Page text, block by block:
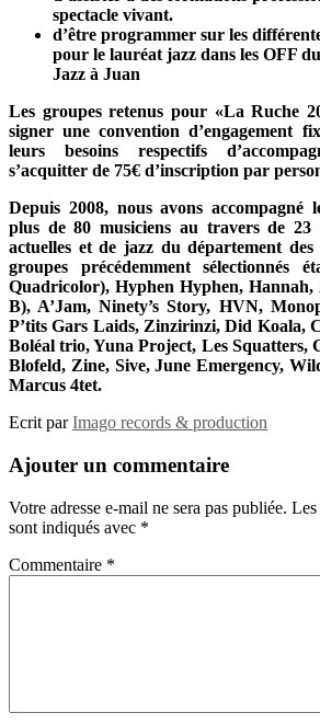
spectacle vivant.
d’être programmer sur les
pour le lauréat jazz dans les OFF
Jazz à Juan
Les groupes retenus pour «La Ruche
signer une convention d’engagement
leurs besoins respectifs
s’acquitter de 75€ d’inscription par
Depuis 2008, nous avons
plus de 80 musiciens au travers de 23
actuelles et de jazz du département
groupes précédemment sélectionnés
Quadricolor), Hyphen Hyphen,
B), A’Jam, Ninety’s Story, HVN,
P’tits Gars Laids, Zinzirinzi, Did Koala,
Boléal trio, Yuna Project, Les Squatters,
Blofeld, Zine, Sive, June Emergency,
Marcus 4tet.
Ecrit parImago records & production
Ajouter un commentaire
Votre adresse e-mail ne sera pas publiée. Les
sont indiqués avec *
Commentaire *